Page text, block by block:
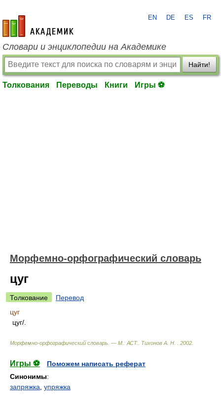
academic.ru
EN DE ES FR
Словари и энциклопедии на Академике
Найти!
Толкования Переводы Книги Игры ⚽
Морфемно-орфографический словарь
цуг
Толкование
Перевод
цуг
цуг/.
Морфемно-орфографический словарь. — М.: АСТ. Тихонов А. Н. 2002
Игры ⚽
Поможем написать реферат
Синонимы:
запряжка упряжка